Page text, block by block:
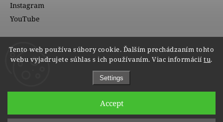
Tento web používa súbory cookie. Ďalším prechádzaním tohto
webu vyjadrujete súhlas s ich používaním. Viac informáciítu.
Settings
Accept
Instagram
YouTube